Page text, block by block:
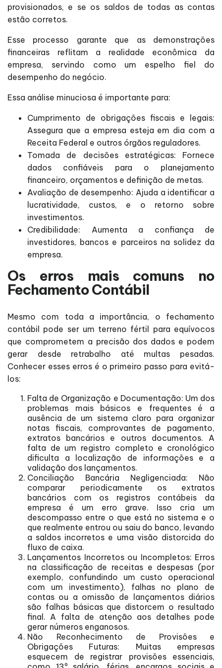
provisionados, e se os saldos de todas as contas
estão corretos.
Esse processo garante que as demonstrações
financeiras reflitam a realidade econômica da
empresa, servindo como um espelho fiel do
desempenho do negócio.
Essa análise minuciosa é importante para:
Cumprimento de obrigações fiscais e legais:
Assegura que a empresa esteja em dia com a
Receita Federal e outros órgãos reguladores.
Tomada de decisões estratégicas: Fornece
dados confiáveis para o planejamento
financeiro, orçamentos e definição de metas.
Avaliação de desempenho: Ajuda a identificar a
lucratividade, custos, e o retorno sobre
investimentos.
Credibilidade: Aumenta a confiança de
investidores, bancos e parceiros na solidez da
empresa.
Os erros mais comuns no
Fechamento Contábil
Mesmo com toda a importância, o fechamento
contábil pode ser um terreno fértil para equívocos
que comprometem a precisão dos dados e podem
gerar desde retrabalho até multas pesadas.
Conhecer esses erros é o primeiro passo para evitá-
los:
Falta de Organização e Documentação: Um dos
problemas mais básicos e frequentes é a
ausência de um sistema claro para organizar
notas fiscais, comprovantes de pagamento,
extratos bancários e outros documentos. A
falta de um registro completo e cronológico
dificulta a localização de informações e a
validação dos lançamentos.
Conciliação Bancária Negligenciada: Não
comparar periodicamente os extratos
bancários com os registros contábeis da
empresa é um erro grave. Isso cria um
descompasso entre o que está no sistema e o
que realmente entrou ou saiu do banco, levando
a saldos incorretos e uma visão distorcida do
fluxo de caixa.
Lançamentos Incorretos ou Incompletos: Erros
na classificação de receitas e despesas (por
exemplo, confundindo um custo operacional
com um investimento), falhas no plano de
contas ou a omissão de lançamentos diários
são falhas básicas que distorcem o resultado
final. A falta de atenção aos detalhes pode
gerar números enganosos.
Não Reconhecimento de Provisões e
Obrigações Futuras: Muitas empresas
esquecem de registrar provisões essenciais,